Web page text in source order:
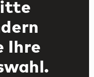
Ihre